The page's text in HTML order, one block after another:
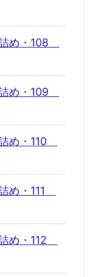
め・108
め・109
め・110
め・111
め・112